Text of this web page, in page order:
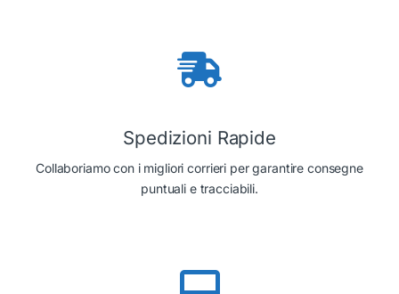
Spedizioni Rapide
Collaboriamo con i migliori corrieri per garantire consegne
puntuali e tracciabili.